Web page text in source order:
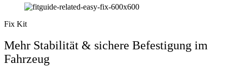
Fix Kit
Mehr Stabilität & sichere Befestigung im
Fahrzeug